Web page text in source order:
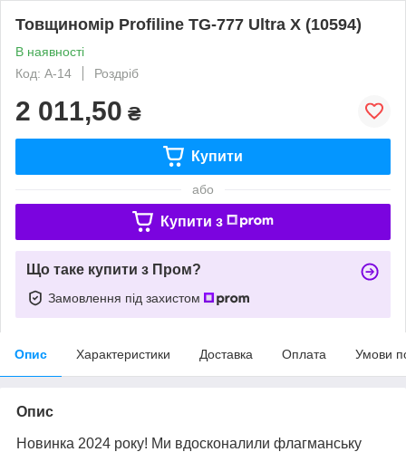
Товщиномір Profiline TG-777 Ultra X (10594)
В наявності
Код: А-14
Роздріб
2 011,50 ₴
Купити
або
Купити з
Що таке купити з Пром?
Замовлення під захистом
Опис Характеристики Доставка Оплата Умови
Опис
Новинка 2024 року! Ми вдосконалили флагманську